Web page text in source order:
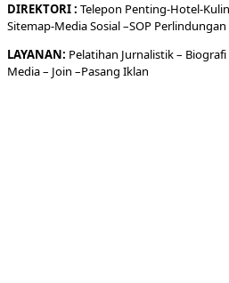
DIREKTORI: Telepon Penting-Hotel-
Sitemap-Media Sosial –SOP
LAYANAN: Pelatihan Jurnalistik – Biografi
Media– Join –Pasang Iklan